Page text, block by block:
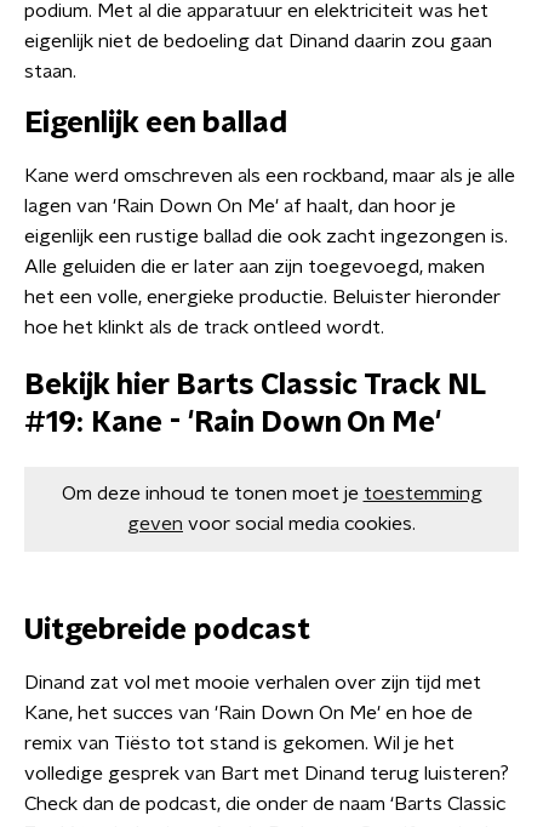
podium. Met al die apparatuur en elektriciteit was het
eigenlijk niet de bedoeling dat Dinand daarin zou gaan
staan.
Eigenlijk een ballad
Kane werd omschreven als een rockband, maar als je alle
lagen van 'Rain Down On Me' af haalt, dan hoor je
eigenlijk een rustige ballad die ook zacht ingezongen is.
Alle geluiden die er later aan zijn toegevoegd, maken
het een volle, energieke productie. Beluister hieronder
hoe het klinkt als de track ontleed wordt.
Bekijk hier Barts Classic Track NL
#19: Kane - 'Rain Down On Me'
Om deze inhoud te tonen moet je toestemming
geven voor social media cookies.
Uitgebreide podcast
Dinand zat vol met mooie verhalen over zijn tijd met
Kane, het succes van 'Rain Down On Me' en hoe de
remix van Tiësto tot stand is gekomen. Wil je het
volledige gesprek van Bart met Dinand terug luisteren?
Check dan de podcast, die onder de naam ‘Barts Classic